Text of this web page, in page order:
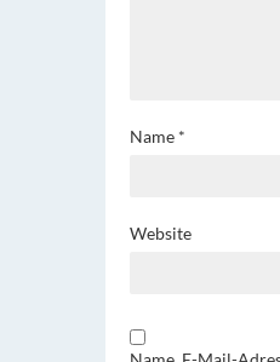
Name *
Website